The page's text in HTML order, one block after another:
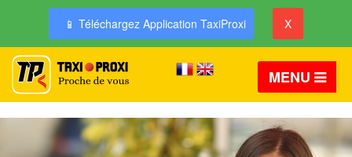
📱 Téléchargez Application TaxiProxi X
MENU